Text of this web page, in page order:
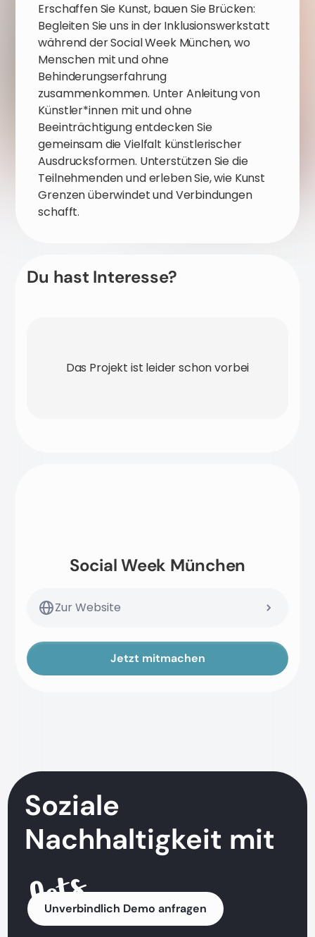
Erschaffen Sie Kunst, bauen Sie Brücken:
Begleiten Sie uns in der Inklusionswerkstatt
während der Social Week München, wo
Menschen mit und ohne
Behinderungserfahrung
zusammenkommen. Unter Anleitung von
Künstler*innen mit und ohne
Beeinträchtigung entdecken Sie
gemeinsam die Vielfalt künstlerischer
Ausdrucksformen. Unterstützen Sie die
Teilnehmenden und erleben Sie, wie Kunst
Grenzen überwindet und Verbindungen
schafft.
Du hast Interesse?
Das Projekt ist leider schon vorbei
Social Week München
Zur Website
Jetzt mitmachen
Soziale
Nachhaltigkeit mit
Unverbindlich Demo anfragen